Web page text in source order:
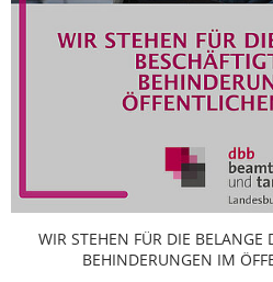
WIR STEHEN FÜR DIE BELANGE
BEHINDERUNGEN IM